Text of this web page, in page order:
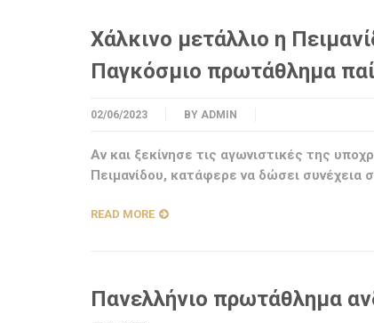
Χάλκινο μετάλλιο η
Παγκόσμιο πρωτάθλημα
02/06/2023 BY ADMIN
Αν και ξεκίνησε τις αγωνιστικές της
Πειμανίδου, κατάφερε να δώσει συνέχεια
READ MORE
Πανελλήνιο πρωτάθλημα